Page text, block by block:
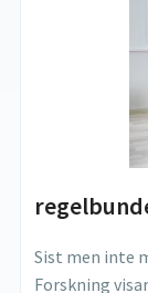
Sist men inte
Forskning